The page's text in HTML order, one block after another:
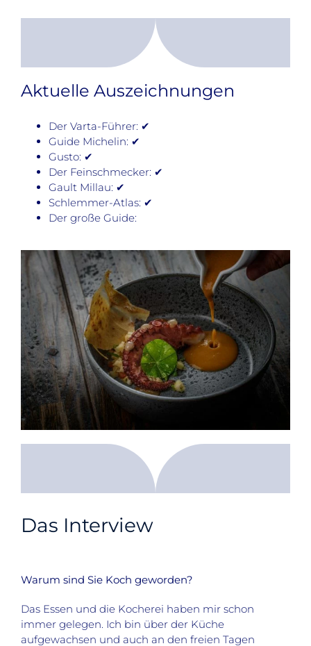
Aktuelle Auszeichnungen
Der Varta-Führer: ✔
Guide Michelin: ✔
Gusto: ✔
Der Feinschmecker: ✔
Gault Millau: ✔
Schlemmer-Atlas: ✔
Der große Guide:
Das Interview
Warum sind Sie Koch geworden?
Das Essen und die Kocherei haben mir schon
immer gelegen. Ich bin über der Küche
aufgewachsen und auch an den freien Tagen